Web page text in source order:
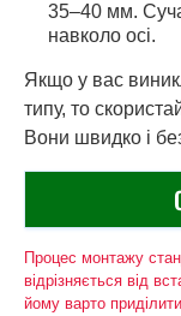
35–40 мм.
навколо осі.
Якщо у вас
типу, то
Вони швидко і
Процес монтажу
відрізняється від
йому варто